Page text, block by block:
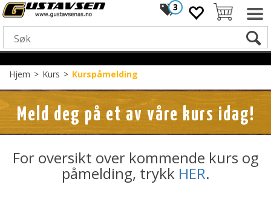
3
Hjem>Kurs>Kurspåmelding
Meld deg på et av våre kurs idag!
For oversikt over kommende kurs og
påmelding, trykk HER.